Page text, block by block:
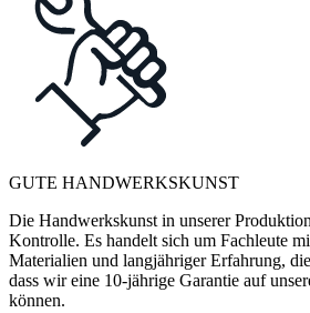
GUTE HANDWERKSKUNST
Die Handwerkskunst in unserer
Kontrolle. Es handelt sich um Fachleute
Materialien und langjähriger Erfahrung,
dass wir eine 10-jährige Garantie auf
können.